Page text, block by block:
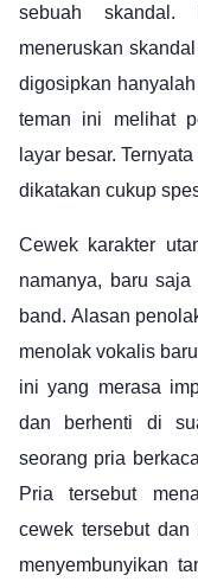
sebuah
meneruskan
digosipkan
teman ini melihat
layar besar.
dikatakan cukup
Cewek karakter
namanya, baru
band. Alasan
menolak vokalis
ini yang merasa
dan berhenti di
seorang pria
Pria tersebut
cewek tersebut dan
menyembunyikan